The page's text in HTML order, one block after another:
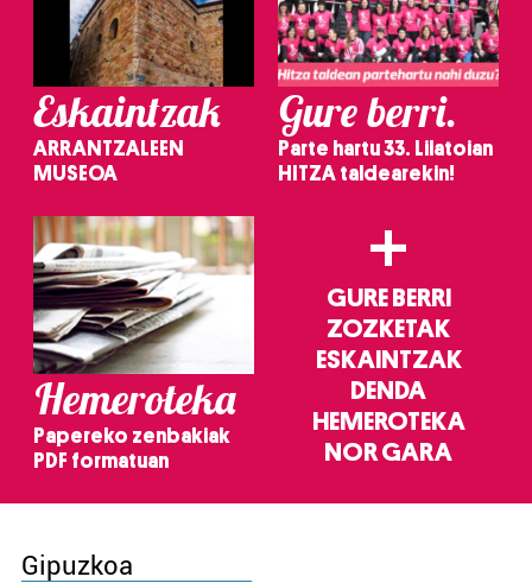
Eskaintzak
ARRANTZALEEN
MUSEOA
Gure berri.
Parte hartu 33. Lilatoian
HITZA taldearekin!
Hemeroteka
Papereko zenbakiak
PDF formatuan
+
GURE BERRI
ZOZKETAK
ESKAINTZAK
DENDA
HEMEROTEKA
NOR GARA
Gipuzkoa